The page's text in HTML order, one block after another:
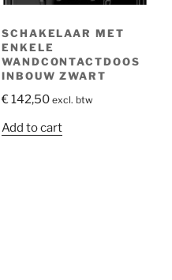
SCHAKELAAR MET
ENKELE
WANDCONTACTDOOS
INBOUW ZWART
€142,50 excl. btw
Add to cart